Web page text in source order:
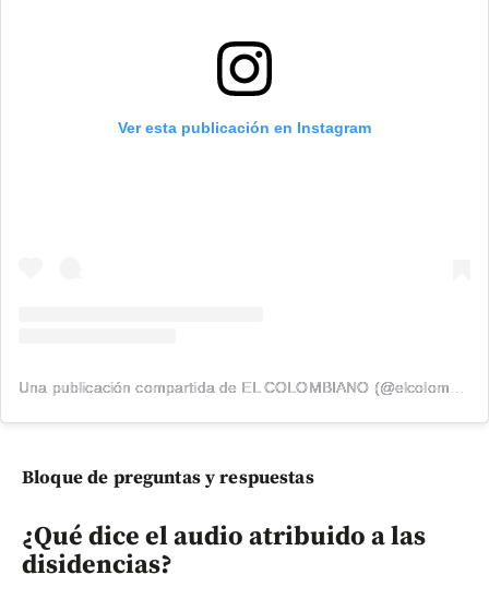
Ver esta publicación en Instagram
Bloque de preguntas y respuestas
¿Qué dice el audio atribuido a las
disidencias?